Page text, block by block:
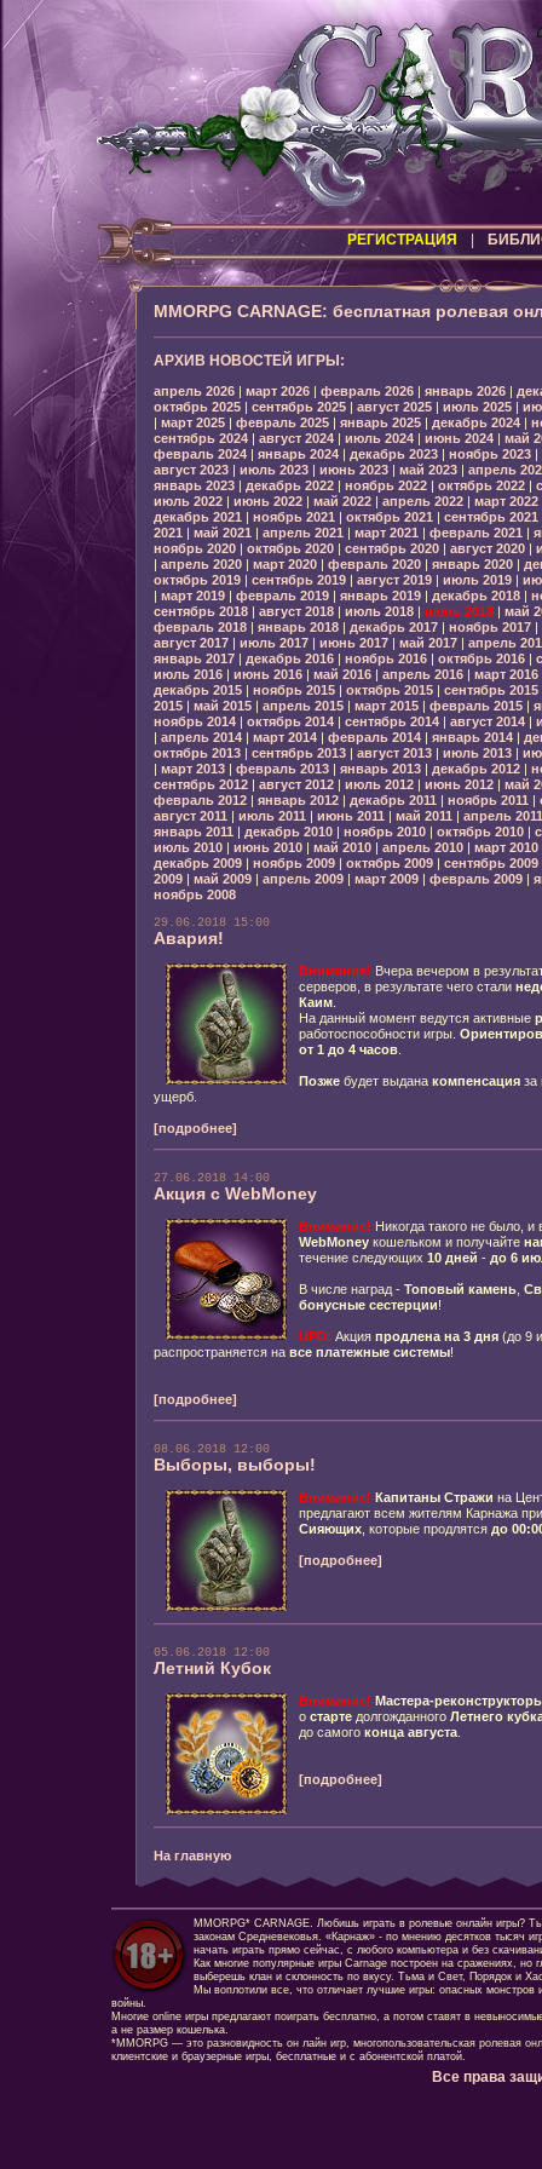
РЕГИСТРАЦИЯ
MMORPG CARNAGE: бесплатная ролевая
АРХИВ НОВОСТЕЙ ИГРЫ:
апрель 2026| март 2026| февраль 2026| январь 2026|
октябрь 2025| сентябрь 2025| август 2025| июль 2025|
| март 2025| февраль 2025| январь 2025| декабрь 2024|
сентябрь 2024| август 2024| июль 2024| июнь 2024| май
февраль 2024| январь 2024| декабрь 2023| ноябрь 2023|
август 2023| июль 2023| июнь 2023| май 2023| апрель
январь 2023| декабрь 2022| ноябрь 2022| октябрь 2022|
июль 2022| июнь 2022| май 2022| апрель 2022| март 2022
декабрь 2021 | ноябрь 2021 | октябрь 2021 | сентябрь 2021
2021 | май 2021 | апрель 2021 | март 2021 | февраль 2021 |
ноябрь 2020| октябрь 2020| сентябрь 2020| август 2020|
| апрель 2020| март 2020| февраль 2020| январь 2020|
октябрь 2019| сентябрь 2019| август 2019| июль 2019|
| март 2019| февраль 2019| январь 2019| декабрь 2018|
сентябрь 2018| август 2018| июль 2018| июнь 2018| май
февраль 2018| январь 2018| декабрь 2017| ноябрь 2017|
август 2017| июль 2017| июнь 2017| май 2017| апрель
январь 2017| декабрь 2016| ноябрь 2016| октябрь 2016|
июль 2016| июнь 2016| май 2016| апрель 2016| март 2016
декабрь 2015| ноябрь 2015| октябрь 2015| сентябрь 2015
2015| май 2015| апрель 2015| март 2015| февраль 2015|
ноябрь 2014| октябрь 2014| сентябрь 2014| август 2014|
| апрель 2014| март 2014| февраль 2014| январь 2014|
октябрь 2013| сентябрь 2013| август 2013| июль 2013|
| март 2013| февраль 2013| январь 2013| декабрь 2012|
сентябрь 2012| август 2012| июль 2012| июнь 2012| май
февраль 2012| январь 2012| декабрь 2011 | ноябрь 2011 |
август 2011 | июль 2011 | июнь 2011 | май 2011 | апрель 2011
январь 2011 | декабрь 2010| ноябрь 2010| октябрь 2010|
июль 2010| июнь 2010| май 2010| апрель 2010| март 2010
декабрь 2009| ноябрь 2009| октябрь 2009| сентябрь 2009
2009| май 2009| апрель 2009| март 2009| февраль 2009|
ноябрь 2008
29.06.2018 15:00
Авария!
Внимание! Вчера вечером в
серверов, в результате чего стали
Каим.
На данный момент ведутся активные
работоспособности игры.
от 1 до 4 часов.
Позжебудет выдана компенсацияза
ущерб.
[подробнее]
27.06.2018 14:00
Акция с WebMoney
Внимание! Никогда такого не было, и
WebMoneyкошельком и получайте
течение следующих 10 дней - до 6
В числе наград - Топовый камень,
бонусные сестерции!
UPD: Акция продлена на 3 дня(до 9
распространяется на все платежные системы!
[подробнее]
08.06.2018 12:00
Выборы, выборы!
Внимание! Капитаны Стражи на
предлагают всем жителям Карнажа
Сияющих, которые продлятся до
[подробнее]
05.06.2018 12:00
Летний Кубок
Внимание! Мастера-
о стартедолгожданного Летнего
до самого конца августа.
[подробнее]
На главную
MMORPG* CARNAGE. Любишь играть в ролевые онлайн игры?
законам Средневековья. «Карнаж» - по мнению десятков тысяч
начать играть прямо сейчас, с любого компьютера и без
Как многие популярные игры Carnage построен на сражениях, но
выберешь клан и склонность по вкусу. Тьма и Свет, Порядок и
Мы воплотили все, что отличает лучшие игры: опасных монстров
войны.
Многие online игры предлагают поиграть бесплатно, а потом ставят в
а не размер кошелька.
*MMORPG — это разновидность он лайн игр, многопользовательская ролевая
клиентские и браузерные игры, бесплатные и с абонентской платой.
Все права